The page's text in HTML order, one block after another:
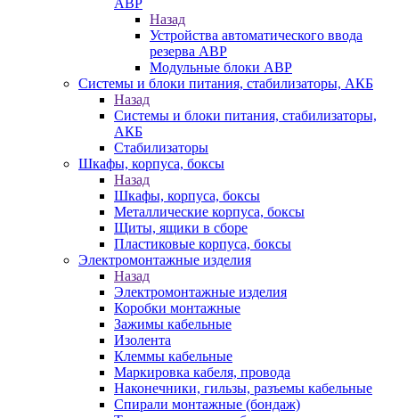
АВР
Назад
Устройства автоматического ввода
резерва АВР
Модульные блоки АВР
Системы и блоки питания, стабилизаторы, АКБ
Назад
Системы и блоки питания, стабилизаторы,
АКБ
Стабилизаторы
Шкафы, корпуса, боксы
Назад
Шкафы, корпуса, боксы
Металлические корпуса, боксы
Щиты, ящики в сборе
Пластиковые корпуса, боксы
Электромонтажные изделия
Назад
Электромонтажные изделия
Коробки монтажные
Зажимы кабельные
Изолента
Клеммы кабельные
Маркировка кабеля, провода
Наконечники, гильзы, разъемы кабельные
Спирали монтажные (бондаж)